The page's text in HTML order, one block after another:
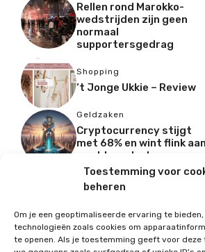
Toestemming voor
beheren
Om je een geoptimaliseerde ervaring te
technologieën zoals cookies om
te openen. Als je toestemming geeft voor deze
Rellen rond Marokko-
wedstrijden zijn geen
normaal
supportersgedrag
Shopping
‘t Jonge Ukkie – Review
Geldzaken
Cryptocurrency stijgt
met 68% en wint flink aan
marktaandeel
Vastgoed,Wonen
Wonen zonder
Tiny House-revolutie in
2026 pas écht
doorbreekt